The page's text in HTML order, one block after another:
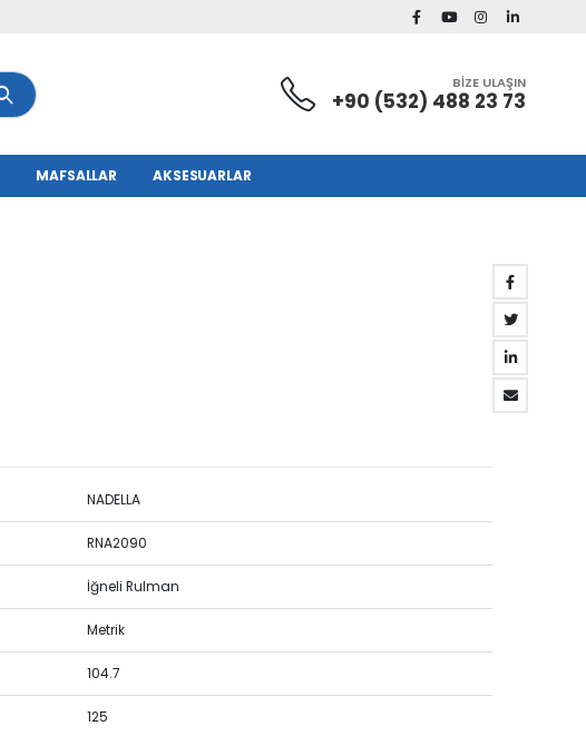
BİZE ULAŞIN
+90 (532) 488 23 73
MAFSALLAR AKSESUARLAR
NADELLA
RNA2090
İğneli Rulman
Metrik
104.7
125